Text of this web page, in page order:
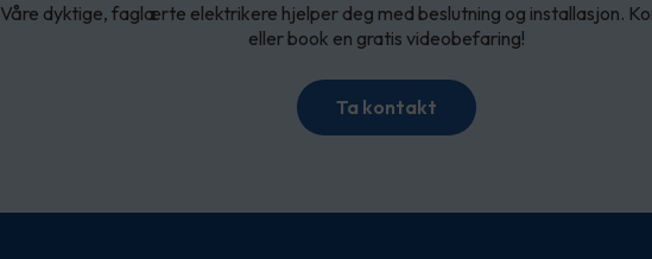
Våre dyktige, faglærte elektrikere hjelper deg med beslutning og installasjon.
eller book en gratis videobefaring!
Ta kontakt